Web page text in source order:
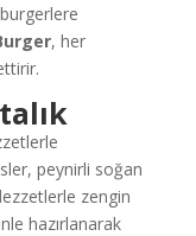
, her
peynirli soğan
zengin
hazırlanarak